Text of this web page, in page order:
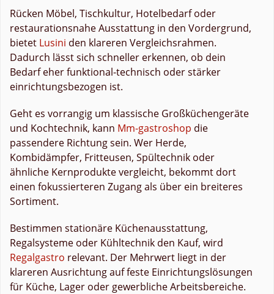
Rücken Möbel, Tischkultur, Hotelbedarf oder
restaurationsnahe Ausstattung in den Vordergrund,
bietet Lusini den klareren Vergleichsrahmen.
Dadurch lässt sich schneller erkennen, ob dein
Bedarf eher funktional-technisch oder stärker
einrichtungsbezogen ist.
Geht es vorrangig um klassische Großküchengeräte
und Kochtechnik, kann Mm-gastroshop die
passendere Richtung sein. Wer Herde,
Kombidämpfer, Fritteusen, Spültechnik oder
ähnliche Kernprodukte vergleicht, bekommt dort
einen fokussierteren Zugang als über ein breiteres
Sortiment.
Bestimmen stationäre Küchenausstattung,
Regalsysteme oder Kühltechnik den Kauf, wird
Regalgastro relevant. Der Mehrwert liegt in der
klareren Ausrichtung auf feste Einrichtungslösungen
für Küche, Lager oder gewerbliche Arbeitsbereiche.